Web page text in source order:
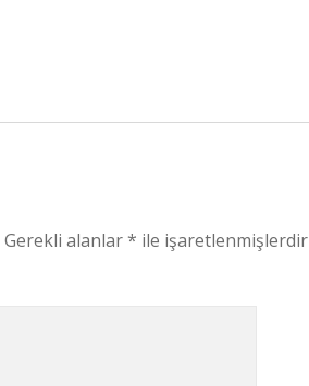
Gerekli alanlar* ile işaretlenmişlerdir